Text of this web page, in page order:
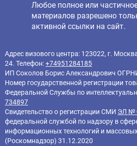
Любое полное или
материалов разрешено
активной ссылки на сайт.
Адрес визового центра: 123022, г.
24. Телефон:+74951284185
ИП Соколов Борис Александрович
Номер государственной регистрации
Федеральной Службы по
734897
Свидетельство о регистрации СМИ ЭЛ №
федеральной службой по надзору в
информационных технологий и
(Роскомнадзор) 31.12.2020